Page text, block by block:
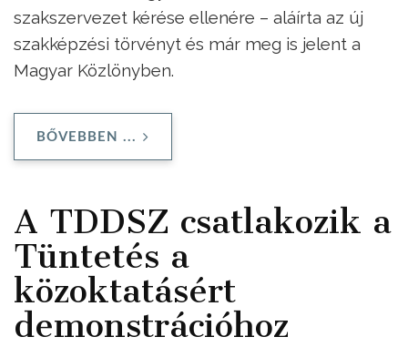
szakszervezet kérése ellenére – aláírta az új
szakképzési törvényt és már meg is jelent a
Magyar Közlönyben.
BŐVEBBEN ...
A TDDSZ csatlakozik a
Tüntetés a
közoktatásért
demonstrációhoz